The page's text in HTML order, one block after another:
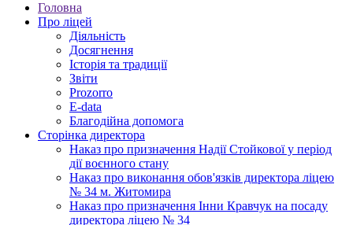
Головна
Про ліцей
Діяльність
Досягнення
Історія та традиції
Звіти
Prozorro
E-data
Благодійна допомога
Сторінка директора
Наказ про призначення Надії Стойкової у період
дії воєнного стану
Наказ про виконання обов'язків директора ліцею
№ 34 м. Житомира
Наказ про призначення Інни Кравчук на посаду
директора ліцею № 34